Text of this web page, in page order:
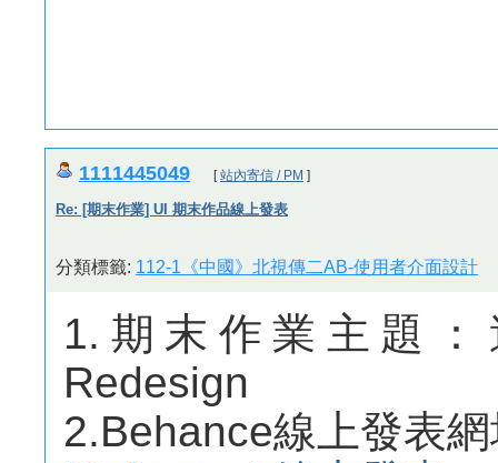
1111445049 [站內寄信 / PM ]
Re: [期末作業] UI 期末作品線上發表
分類標籤: 112-1《中國》北視傳二AB-使用者介面設計
1.期末作業主題：
Redesign
2.Behance線上發表